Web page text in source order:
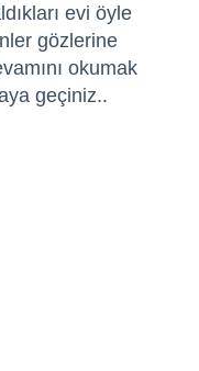
evi öyle
gözlerine
okumak
geçiniz..